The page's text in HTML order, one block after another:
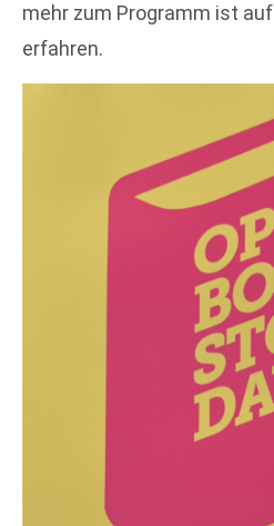
mehr zum Programm ist auf
erfahren.